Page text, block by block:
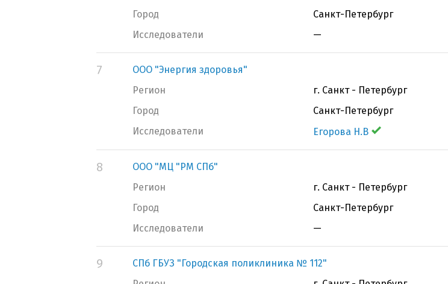
Город
Санкт-Петербург
Исследователи
—
7
ООО "Энергия здоровья"
Регион
г. Санкт - Петербург
Город
Санкт-Петербург
Исследователи
Егорова Н.В
8
ООО "МЦ "РМ СПб"
Регион
г. Санкт - Петербург
Город
Санкт-Петербург
Исследователи
—
9
СПб ГБУЗ "Городская поликлиника № 112"